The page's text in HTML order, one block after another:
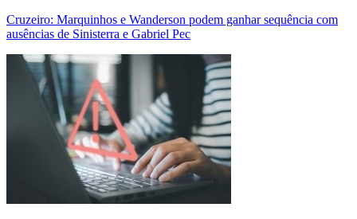
Cruzeiro: Marquinhos e Wanderson podem ganhar sequência com
ausências de Sinisterra e Gabriel Pec